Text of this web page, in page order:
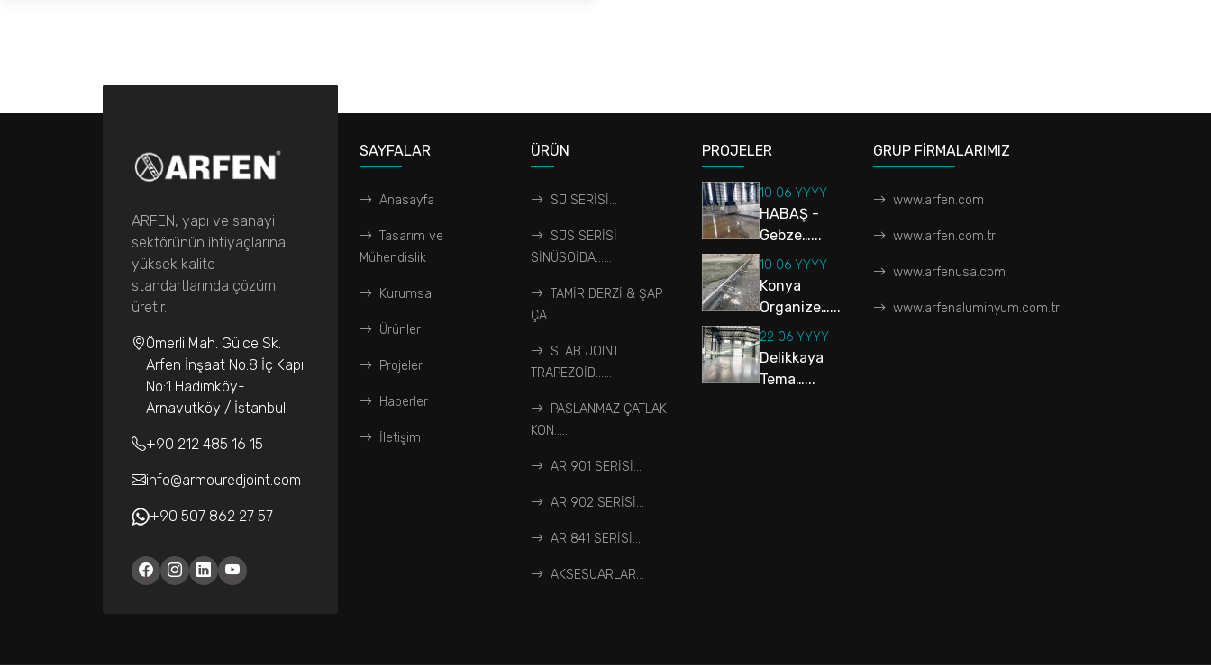
ARFEN, yapı ve sanayi
sektörünün ihtiyaçlarına
yüksek kalite
standartlarında çözüm
üretir.
Ömerli Mah. Gülce Sk.
Arfen İnşaat No:8 İç Kapı
No:1 Hadımköy-
Arnavutköy / İstanbul
+90 212 485 16 15
info@armouredjoint.com
+90 507 862 27 57
SAYFALAR
Anasayfa
Tasarım ve
Mühendislik
Kurumsal
Ürünler
Projeler
Haberler
İletişim
ÜRÜN
SJ SERİSİ...
SJS SERİSİ
SİNÜSOİDA…...
TAMİR DERZİ & ŞAP
ÇA…...
SLAB JOINT
TRAPEZOİD…...
PASLANMAZ ÇATLAK
KON…...
AR 901 SERİSİ...
AR 902 SERİSİ...
AR 841 SERİSİ...
AKSESUARLAR...
PROJELER
10 06 YYYY
HABAŞ -
Gebze…...
10 06 YYYY
Konya
Organize…...
22 06 YYYY
Delikkaya
Tema…...
GRUP FİRMALARIMIZ
www.arfen.com
www.arfen.com.tr
www.arfenusa.com
www.arfenaluminyum.com.tr